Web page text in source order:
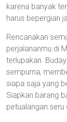
karena banyak
harus bepergian
Rencanakan
perjalananmu di
terlupakan.
sempurna,
siapa saja yang
Siapkan barang
petualangan seru